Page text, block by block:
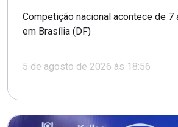
Competição nacional acontece de 7
em Brasília (DF)
5 de agosto de 2026 às 18:56